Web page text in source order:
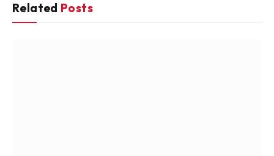
Related Posts